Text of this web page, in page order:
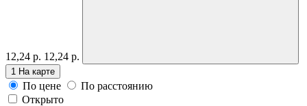
12,24 р. 12,24 р.
1 На карте
По цене
По расстоянию
Открыто